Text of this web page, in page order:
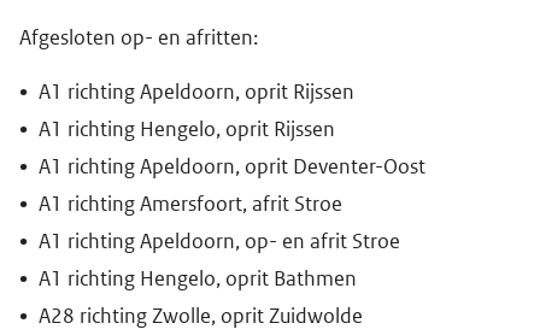
Afgesloten op- en afritten:
A1 richting Apeldoorn, oprit Rijssen
A1 richting Hengelo, oprit Rijssen
A1 richting Apeldoorn, oprit Deventer-Oost
A1 richting Amersfoort, afrit Stroe
A1 richting Apeldoorn, op- en afrit Stroe
A1 richting Hengelo, oprit Bathmen
A28 richting Zwolle, oprit Zuidwolde